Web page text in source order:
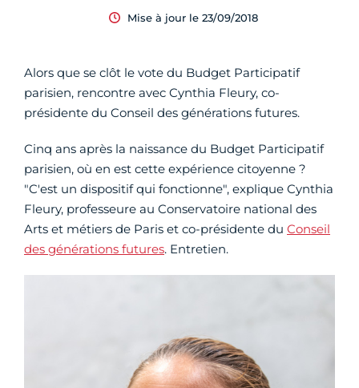
Mise à jour le 23/09/2018
Alors que se clôt le vote du Budget Participatif
parisien, rencontre avec Cynthia Fleury, co-
présidente du Conseil des générations futures.
Cinq ans après la naissance du Budget Participatif
parisien, où en est cette expérience citoyenne ?
"C'est un dispositif qui fonctionne", explique Cynthia
Fleury, professeure au Conservatoire national des
Arts et métiers de Paris et co-présidente du Conseil
des générations futures. Entretien.